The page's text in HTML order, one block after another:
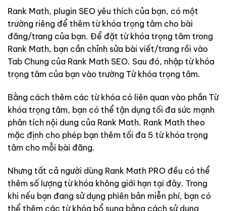
Rank Math, plugin SEO yêu thích của bạn, có một
trường riêng để thêm từ khóa trọng tâm cho bài
đăng/trang của bạn. Để đặt từ khóa trọng tâm trong
Rank Math, bạn cần chỉnh sửa bài viết/trang rồi vào
Tab Chung của Rank Math SEO. Sau đó, nhập từ khóa
trọng tâm của bạn vào trường Từ khóa trọng tâm.
Bằng cách thêm các từ khóa có liên quan vào phần Từ
khóa trọng tâm, bạn có thể tận dụng tối đa sức mạnh
phân tích nội dung của Rank Math. Rank Math theo
mặc định cho phép bạn thêm tối đa 5 từ khóa trọng
tâm cho mỗi bài đăng.
Nhưng tất cả người dùng Rank Math PRO đều có thể
thêm số lượng từ khóa không giới hạn tại đây. Trong
khi nếu bạn đang sử dụng phiên bản miễn phí, bạn có
thể thêm các từ khóa bổ sung bằng cách sử dụng